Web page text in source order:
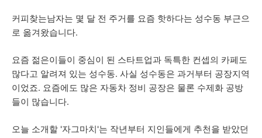
커피찾는남자는 몇 달 전 주거를 요즘 핫하다는 성수동 부근으
로 옮겨왔습니다.
요즘 젊은이들이 중심이 된 스타트업과 독특한 컨셉의 카페도
많다고 알려져 있는 성수동. 사실 성수동은 과거부터 공장지역
이었죠. 요즘에도 많은 자동차 정비 공장은 물론 수제화 공방
들이 많습니다.
오늘 소개할 '자그마치'는 작년부터 지인들에게 추천을 받았던